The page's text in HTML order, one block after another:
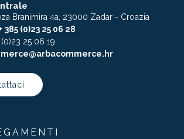
Branimira 4a, 23000 Zadar - Croazia
+ 385 (0)23 25 06 28
(0)23 25 06 19